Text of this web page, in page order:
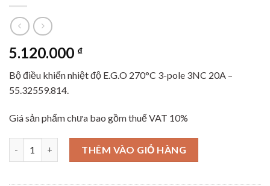
5.120.000 ₫
Bộ điều khiển nhiệt độ E.G.O 270°C 3-pole 3NC 20A –
55.32559.814.
Giá sản phẩm chưa bao gồm thuế VAT 10%
Bộ điều chỉnh nhiệt độ E.G.O - Safety thermostat switch-off
THÊM VÀO GIỎ HÀNG